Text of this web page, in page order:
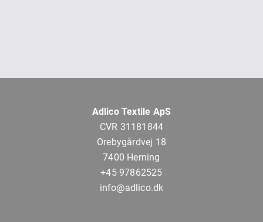
Adlico Textile ApS
CVR 31181844
Orebygårdvej 18
7400 Herning
+45 97862525
info@adlico.dk